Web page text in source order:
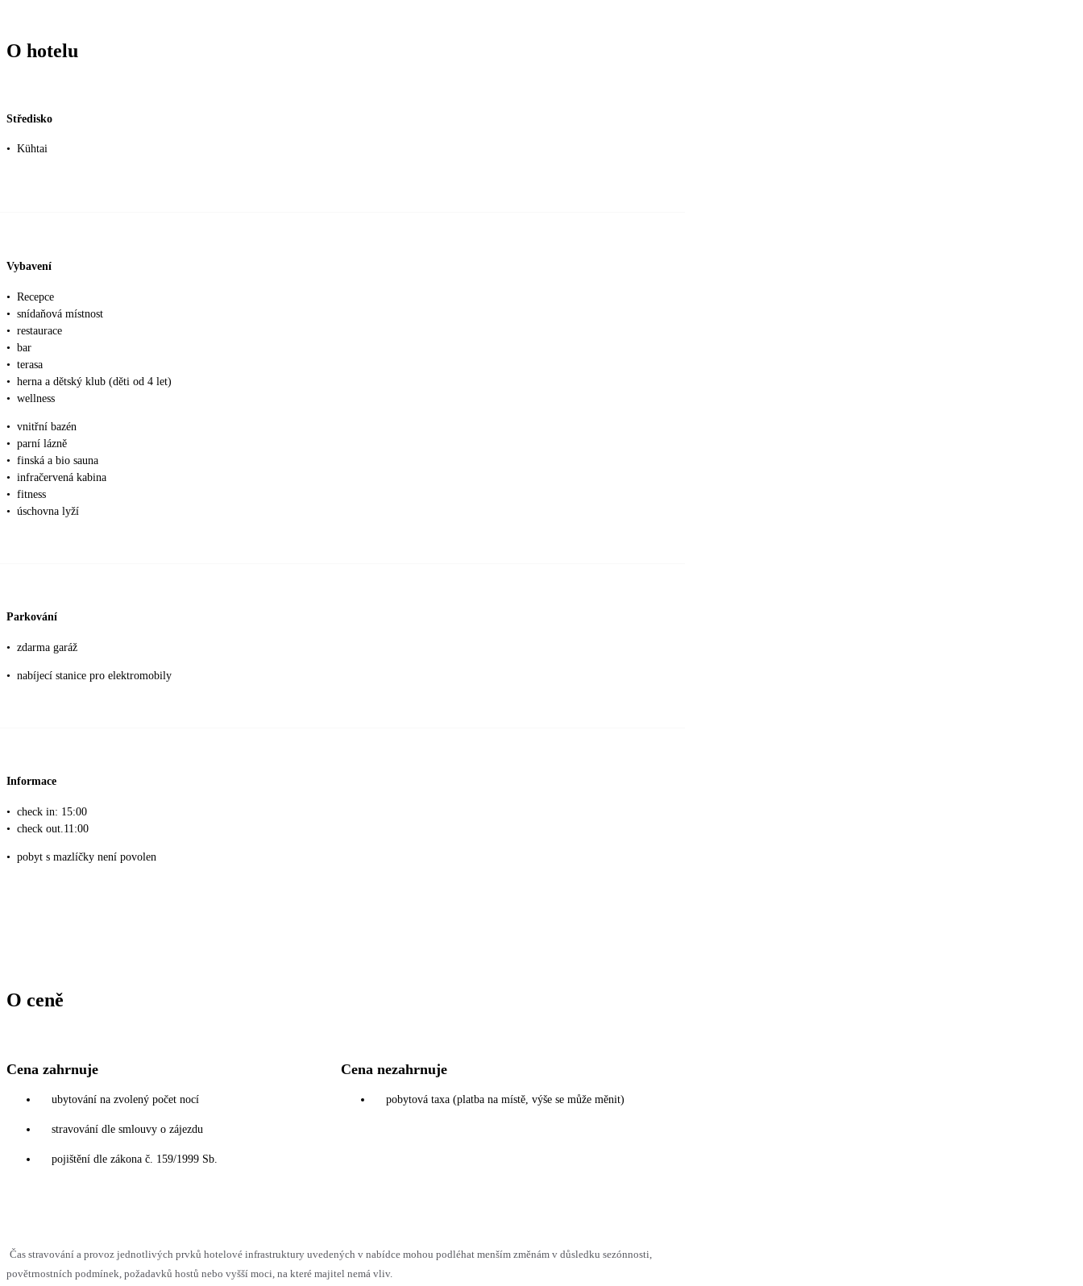
O hotelu
Středisko
• Kühtai
Vybavení
• Recepce
• snídaňová místnost
• restaurace
• bar
• terasa
• herna a dětský klub (děti od 4 let)
• wellness
• vnitřní bazén
• parní lázně
• finská a bio sauna
• infračervená kabina
• fitness
• úschovna lyží
Parkování
• zdarma garáž
• nabíjecí stanice pro elektromobily
Informace
• check in: 15:00
• check out.11:00
• pobyt s mazlíčky není povolen
O ceně
Cena zahrnuje
ubytování na zvolený počet nocí
stravování dle smlouvy o zájezdu
pojištění dle zákona č. 159/1999 Sb.
Cena nezahrnuje
pobytová taxa (platba na místě, výše se může měnit)
Čas stravování a provoz jednotlivých prvků hotelové infrastruktury uvedených v nabídce mohou podléhat menším změnám v důsledku sezónnosti,
povětrnostních podmínek, požadavků hostů nebo vyšší moci, na které majitel nemá vliv.